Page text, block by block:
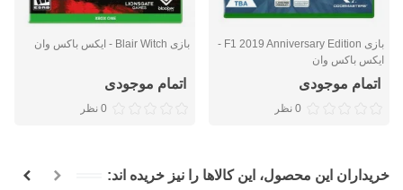
بازی F1 2019 Anniversary Edition -
ایکس باکس وان
اتمام موجودی
0 نظر
بازی Blair Witch - ایکس باکس وان
اتمام موجودی
0 نظر
خریداران این محصول، این کالاها را نیز خریده اند: